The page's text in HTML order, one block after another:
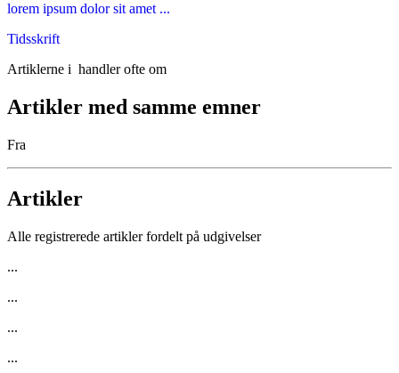
lorem ipsum dolor sit amet ...
Tidsskrift
Artiklerne i handler ofte om
Artikler med samme emner
Fra
Artikler
Alle registrerede artikler fordelt på udgivelser
...
...
...
...